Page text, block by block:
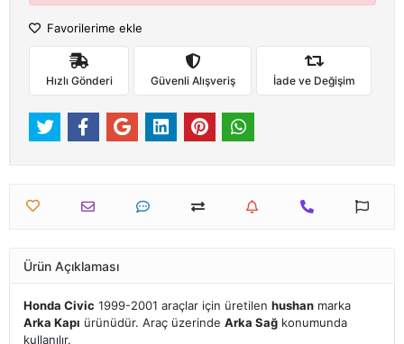
Favorilerime ekle
Hızlı Gönderi Güvenli Alışveriş İade ve Değişim
Ürün Açıklaması
Honda Civic 1999-2001 araçlar için üretilen hushan marka
Arka Kapı ürünüdür. Araç üzerinde Arka Sağ konumunda
kullanılır.